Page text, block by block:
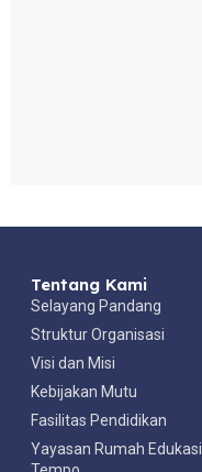
Tentang Kami
Selayang Pandang
Struktur Organisasi
Visi dan Misi
Kebijakan Mutu
Fasilitas Pendidikan
Yayasan Rumah Edukasi